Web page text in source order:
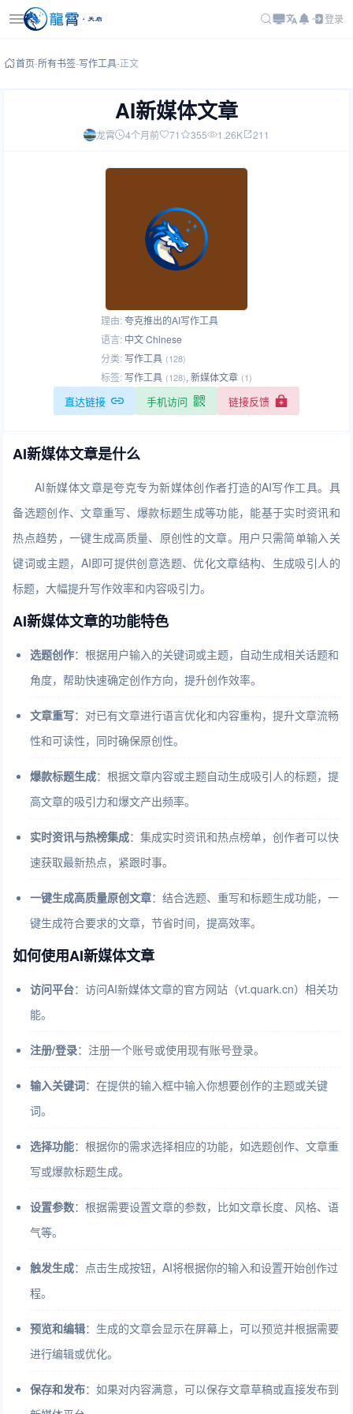
登录
首页-所有书签-写作工具-正文
AI新媒体文章
龙霄 4个月前 71 355 1.26K 211
理由:夸克推出的AI写作工具
语言: 中文 Chinese
分类: 写作工具 (128)
标签: 写作工具 (128), 新媒体文章 (1)
直达链接 手机访问 链接反馈
AI新媒体文章是什么
AI新媒体文章是夸克专为新媒体创作者打造的AI写作工具。具
备选题创作、文章重写、爆款标题生成等功能，能基于实时资讯和
热点趋势，一键生成高质量、原创性的文章。用户只需简单输入关
键词或主题，AI即可提供创意选题、优化文章结构、生成吸引人的
标题，大幅提升写作效率和内容吸引力。
AI新媒体文章的功能特色
选题创作：根据用户输入的关键词或主题，自动生成相关话题和
角度，帮助快速确定创作方向，提升创作效率。
文章重写：对已有文章进行语言优化和内容重构，提升文章流畅
性和可读性，同时确保原创性。
爆款标题生成：根据文章内容或主题自动生成吸引人的标题，提
高文章的吸引力和爆文产出频率。
实时资讯与热榜集成：集成实时资讯和热点榜单，创作者可以快
速获取最新热点，紧跟时事。
一键生成高质量原创文章：结合选题、重写和标题生成功能，一
键生成符合要求的文章，节省时间，提高效率。
如何使用AI新媒体文章
访问平台：访问AI新媒体文章的官方网站（vt.quark.cn）相关功
能。
注册/登录：注册一个账号或使用现有账号登录。
输入关键词：在提供的输入框中输入你想要创作的主题或关键
词。
选择功能：根据你的需求选择相应的功能，如选题创作、文章重
写或爆款标题生成。
设置参数：根据需要设置文章的参数，比如文章长度、风格、语
气等。
触发生成：点击生成按钮，AI将根据你的输入和设置开始创作过
程。
预览和编辑：生成的文章会显示在屏幕上，可以预览并根据需要
进行编辑或优化。
保存和发布：如果对内容满意，可以保存文章草稿或直接发布到